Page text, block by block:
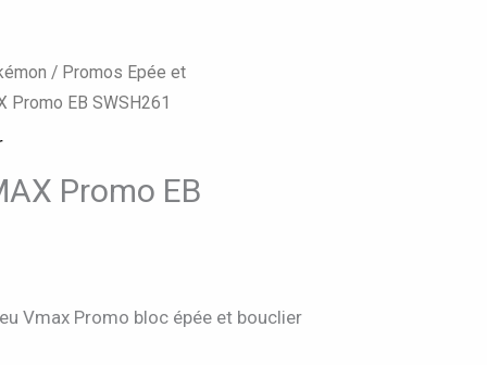
/ Promos Epée et
Promo EB SWSH261
Promo EB
Vmax Promo bloc épée et bouclier